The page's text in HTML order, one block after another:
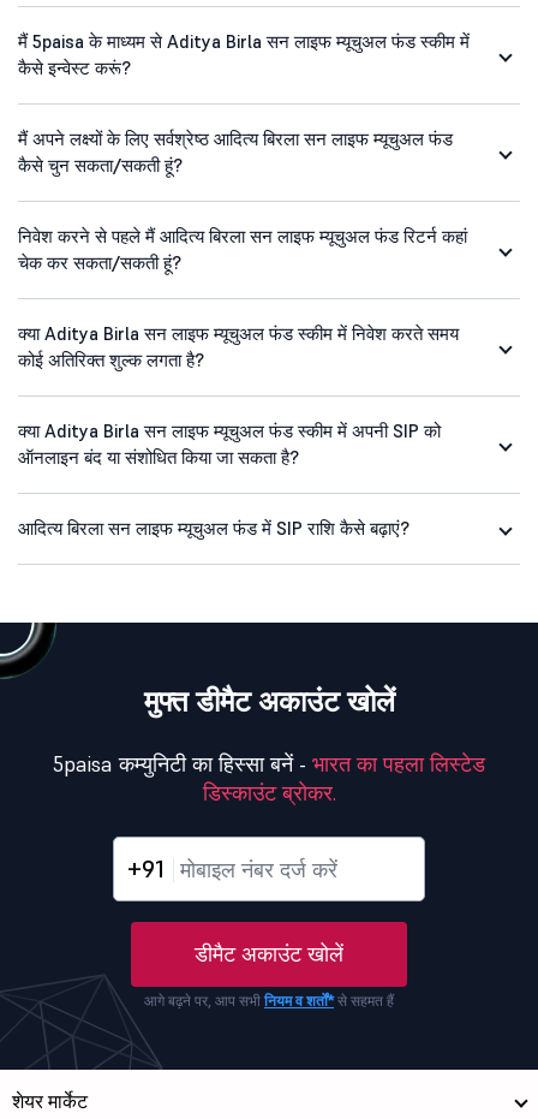
मैं 5paisa के माध्यम से Aditya Birla सन लाइफ म्यूचुअल फंड स्कीम में
कैसे इन्वेस्ट करूं?
मैं अपने लक्ष्यों के लिए सर्वश्रेष्ठ आदित्य बिरला सन लाइफ म्यूचुअल फंड
कैसे चुन सकता/सकती हूं?
निवेश करने से पहले मैं आदित्य बिरला सन लाइफ म्यूचुअल फंड रिटर्न कहां
चेक कर सकता/सकती हूं?
क्या Aditya Birla सन लाइफ म्यूचुअल फंड स्कीम में निवेश करते समय
कोई अतिरिक्त शुल्क लगता है?
क्या Aditya Birla सन लाइफ म्यूचुअल फंड स्कीम में अपनी SIP को
ऑनलाइन बंद या संशोधित किया जा सकता है?
आदित्य बिरला सन लाइफ म्यूचुअल फंड में SIP राशि कैसे बढ़ाएं?
मुफ्त डीमैट अकाउंट खोलें
5paisa कम्युनिटी का हिस्सा बनें - भारत का पहला लिस्टेड
डिस्काउंट ब्रोकर.
+91
डीमैट अकाउंट खोलें
आगे बढ़ने पर, आप सभी नियम व शर्तों*से सहमत हैं
शेयर मार्केट